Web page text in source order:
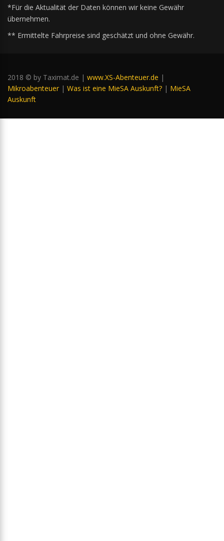
*Für die Aktualität der Daten können wir keine Gewähr
übernehmen.
** Ermittelte Fahrpreise sind geschätzt und ohne Gewähr.
2018 © by Taximat.de | www.XS-Abenteuer.de |
Mikroabenteuer | Was ist eine MieSA Auskunft? | MieSA
Auskunft